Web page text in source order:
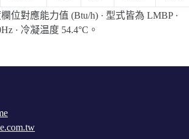
位對應能力值 (Btu/h) · 型式皆為 LMBP ·
· 冷凝温度 54.4°C。